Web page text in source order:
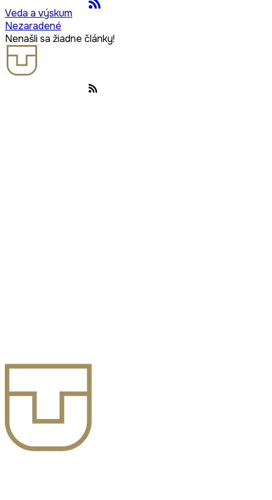
Veda a výskum
Nezaradené
Nenašli sa žiadne články!